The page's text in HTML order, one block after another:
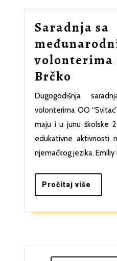
Saradnja sa
volonterima
Brčko
sa
OO
Brčko
Dugogodišnja
volonterima OO
maju i u junu školske
edukativne aktivnosti
njemačkog jezika.
Pročitaj više
više